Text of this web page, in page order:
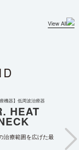
View All
機器】低周波治療器
HEAT
治療範囲を広げた最
独
ドス